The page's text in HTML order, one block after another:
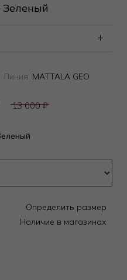
Зеленый
Линия: MATTALA GEO
13 000₽
Определить размер
Наличие в магазинах